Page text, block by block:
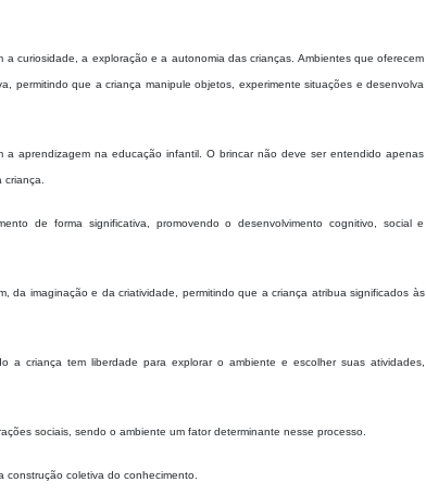
curiosidade, a exploração e a autonomia das crianças. Ambientes que oferecem
permitindo que a criança manipule objetos, experimente situações e desenvolva
aprendizagem na educação infantil. O brincar não deve ser entendido apenas
de forma significativa, promovendo o desenvolvimento cognitivo, social e
da imaginação e da criatividade, permitindo que a criança atribua significados às
a criança tem liberdade para explorar o ambiente e escolher suas atividades,
sociais, sendo o ambiente um fator determinante nesse processo.
coletiva do conhecimento.